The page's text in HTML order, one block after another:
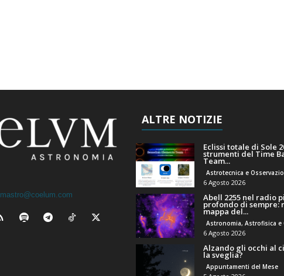
ALTRE NOTIZIE
Eclissi totale di Sole
strumenti del Time
Team...
Astrotecnica e
6 Agosto 2026
Abell 2255 nel radio
profondo di sempre:
mappa del...
Astronomia, Astrofisica e
6 Agosto 2026
Alzando gli occhi al
la sveglia?
Appuntamenti del Mese